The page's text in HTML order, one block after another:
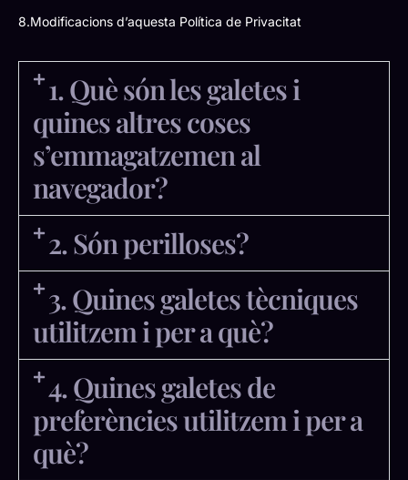
8.Modificacions d’aquesta Política de Privacitat
1. Què són les galetes i
quines altres coses
s’emmagatzemen al
navegador?
2. Són perilloses?
3. Quines galetes tècniques
utilitzem i per a què?
4. Quines galetes de
preferències utilitzem i per a
què?